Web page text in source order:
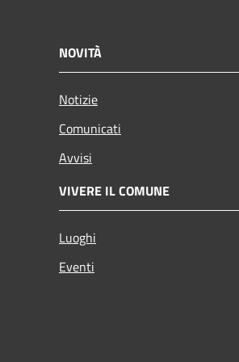
NOVITÀ
Notizie
Comunicati
Avvisi
VIVERE IL COMUNE
Luoghi
Eventi